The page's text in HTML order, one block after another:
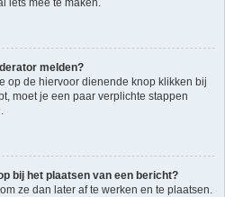
iets mee te maken.
melden?
op de hiervoor dienende knop klikken bij
moet je een paar verplichte stappen
bij het plaatsen van een bericht?
ze dan later af te werken en te plaatsen.